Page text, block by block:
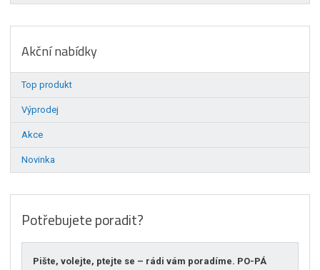
Akční nabídky
Top produkt
Výprodej
Akce
Novinka
Potřebujete poradit?
Pište, volejte, ptejte se – rádi vám poradíme. PO-PÁ